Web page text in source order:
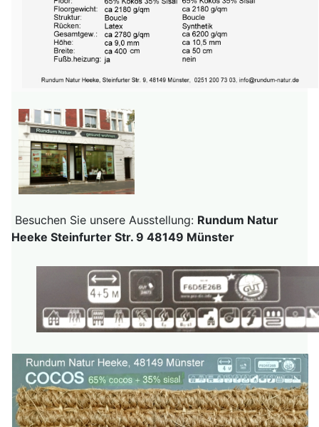
Besuchen Sie unsere Ausstellung: Rundum Natur
Heeke Steinfurter Str. 9 48149 Münster